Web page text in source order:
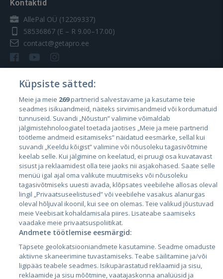
Kontaktid
AllePal OÜ (12209337)
58536867 (E – R 9.00–17.00)
contact@getapro.ee
Riigid
Eesti
Läti
Leedu
City24.lv
City24.ee
GetaPro.lv
CVbankas.lt
Kainos.lt
Paslaugos.lt
Küpsiste sätted:
Meie ja meie 269partnerid salvestavame ja kasutame teie
seadmes isikuandmeid, näiteks sirvimisandmeid või kordumatuid
tunnuseid. Suvandi „Nõustun” valimine võimaldab
jälgimistehnoloogiatel toetada jaotises „Meie ja meie partnerid
töötleme andmeid esitamiseks” näidatud eesmärke, sellal kui
suvandi „Keeldu kõigist” valimine või nõusoleku tagasivõtmine
keelab selle. Kui jälgimine on keelatud, ei pruugi osa kuvatavast
sisust ja reklaamidest olla teie jaoks nii asjakohased. Saate selle
menüü igal ajal oma valikute muutmiseks või nõusoleku
tagasivõtmiseks uuesti avada, klõpsates veebilehe allosas oleval
lingil „Privaatsuseelistused” või veebilehe vasakus alanurgas
oleval hõljuval ikoonil, kui see on olemas. Teie valikud jõustuvad
meie Veebisait kohaldamisala piires. Lisateabe saamiseks
vaadake meie privaatsuspoliitikat.
Andmete töötlemise eesmärgid:
Täpsete geolokatsiooniandmete kasutamine. Seadme omaduste
aktiivne skaneerimine tuvastamiseks. Teabe säilitamine ja/või
ligipääs teabele seadmes. Isikupärastatud reklaamid ja sisu,
reklaamide ja sisu mõõtmine, vaatajaskonna analüüsid ja